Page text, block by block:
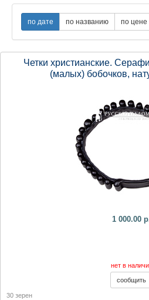
Четки христианские.
(малых) бобочков,
1 000.00
нет в
30 зерен